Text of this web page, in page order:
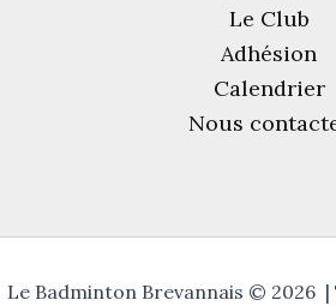
Le Club
Adhésion
Calendrier
Nous
Le Badminton Brevannais © 2026